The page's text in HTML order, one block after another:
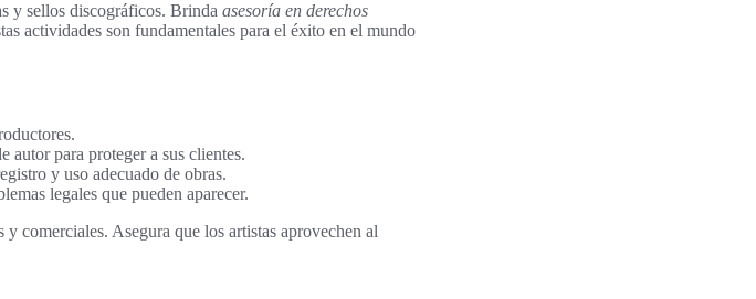
y sellos discográficos. Brinda asesoría en derechos
actividades son fundamentales para el éxito en el mundo
autor para proteger a sus clientes.
y uso adecuado de obras.
legales que pueden aparecer.
comerciales. Asegura que los artistas aprovechen al